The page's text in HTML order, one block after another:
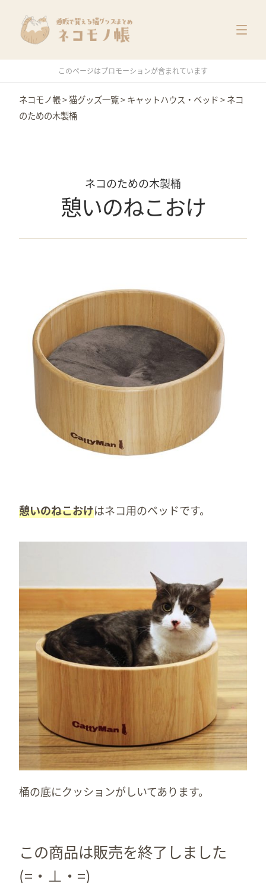
猫グッズ一覧
メーカー別
価格別
このページはプロモーションが含まれています
ネコモノ帳>猫グッズ一覧>キャットハウス・ベッド>ネコ
のための木製桶
ネコのための木製桶
憩いのねこおけ
憩いのねこおけはネコ用のベッドです。
桶の底にクッションがしいてあります。
この商品は販売を終了しました
(=・⊥・=)